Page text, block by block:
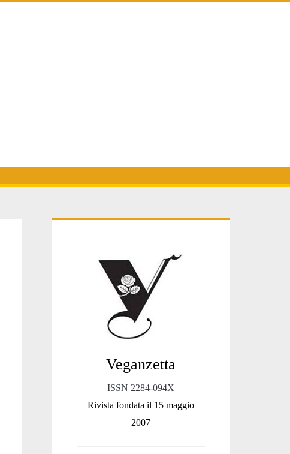
Sidebar
Veganzetta
ISSN 2284-094X
Rivista fondata il 15 maggio
2007